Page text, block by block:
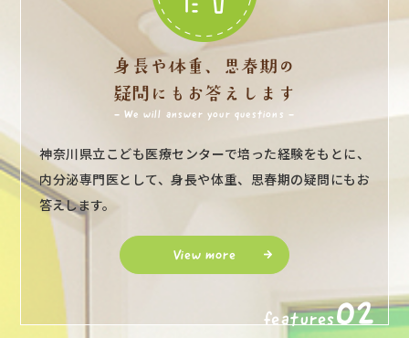
身長や体重、思春期の
疑問にもお答えします
- We will answer your questions -
神奈川県立こども医療センターで培った経験をもとに、
内分泌専門医として、身長や体重、思春期の疑問にもお
答えします。
View more
features02